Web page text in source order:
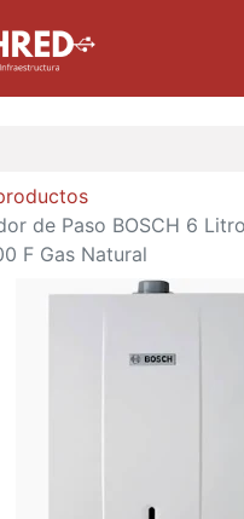
de Paso BOSCH 6
F Gas Natural